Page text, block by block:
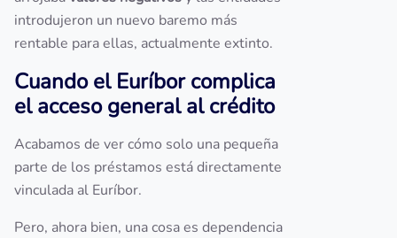
introdujeron un nuevo baremo más
rentable para ellas, actualmente extinto.
Cuando el Euríbor complica
el acceso general al crédito
Acabamos de ver cómo solo una pequeña
parte de los préstamos está directamente
vinculada al Euríbor.
Pero, ahora bien, una cosa es dependencia